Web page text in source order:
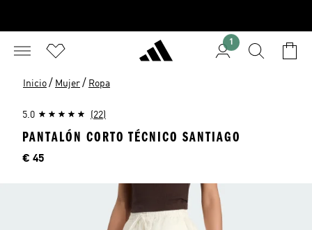
1
Inicio / Mujer / Ropa
5.0 (22)
PANTALÓN CORTO TÉCNICO SANTIAGO
Precio
€ 45